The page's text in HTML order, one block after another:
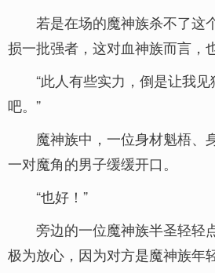
若是在场的魔神族杀不了这
损一批强者，这对血神族而言，
“此人有些实力，倒是让我
吧。”
魔神族中，一位身材魁梧、
一对魔角的男子缓缓开口。
“也好！”
旁边的一位魔神族半圣轻轻
极为放心，因为对方是魔神族年